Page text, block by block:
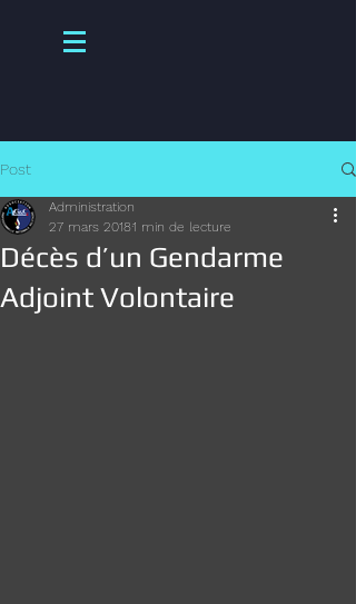
Post
Décès d’un Gendarme
Adjoint Volontaire
Administration
27 mars 20181 min de lecture